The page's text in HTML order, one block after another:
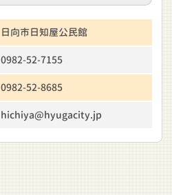
日向市日知屋公民館
0982-52-7155
0982-52-8685
hichiya@hyugacity.jp